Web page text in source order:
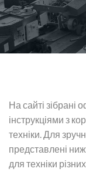
На сайті зібрані
інструкціями з
техніки. Для
представлені
для техніки